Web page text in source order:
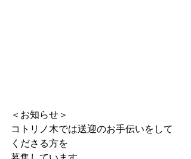
＜お知らせ＞
コトリノ木では送迎のお手伝いをして
くださる方を